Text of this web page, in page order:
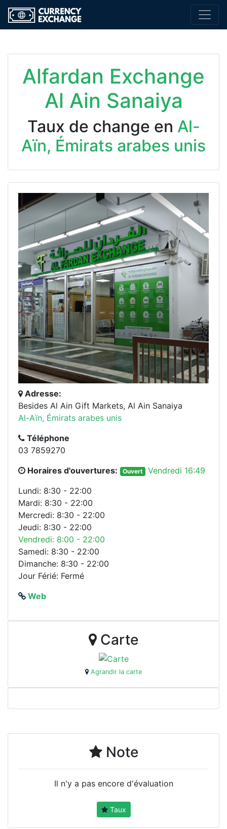
Alfardan Exchange
Al Ain Sanaiya
Taux de change en Al-
Aïn, Émirats arabes unis
Adresse:
Besides Al Ain Gift Markets, Al Ain Sanaiya
Al-Aïn, Émirats arabes unis
Téléphone
03 7859270
Horaires d'ouvertures:
Ouvert
Vendredi 16:49
Lundi: 8:30 - 22:00
Mardi: 8:30 - 22:00
Mercredi: 8:30 - 22:00
Jeudi: 8:30 - 22:00
Vendredi: 8:00 - 22:00
Samedi: 8:30 - 22:00
Dimanche: 8:30 - 22:00
Jour Férié: Fermé
Web
Carte
Agrandir la carte
Note
Il n'y a pas encore d'évaluation
Taux